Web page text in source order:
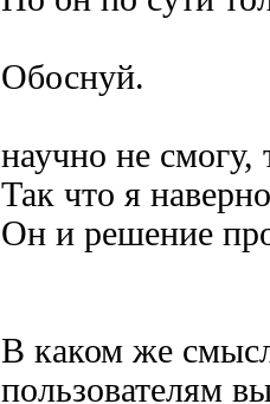
Обоснуй.
научно не смогу,
Так что я
Он и решение
В каком же
пользователям